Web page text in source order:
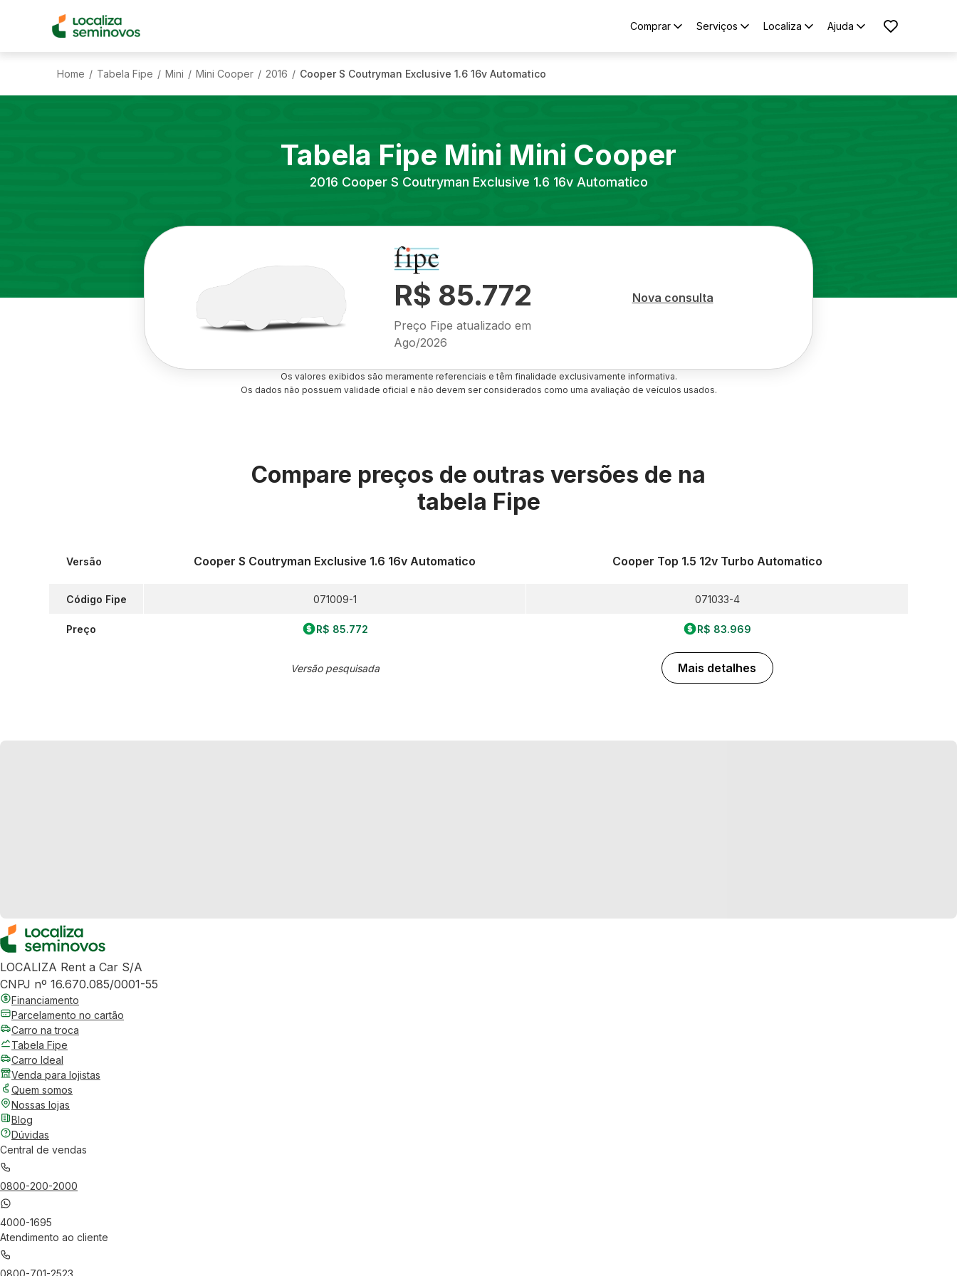
Comprar Serviços Localiza Ajuda
Home / Tabela Fipe / Mini / Mini Cooper / 2016 / Cooper S Coutryman Exclusive 1.6 16v Automatico
Tabela Fipe Mini Mini Cooper
2016 Cooper S Coutryman Exclusive 1.6 16v Automatico
R$ 85.772
Preço Fipe atualizado em
Ago/2026
Nova consulta
Os valores exibidos são meramente referenciais e têm finalidade exclusivamente informativa.
Os dados não possuem validade oficial e não devem ser considerados como uma avaliação de veículos usados.
Compare preços de outras versões de na
tabela Fipe
Versão
Código Fipe
Preço
Cooper S Coutryman Exclusive 1.6 16v Automatico
071009-1
R$ 85.772
Versão pesquisada
Cooper Top 1.5 12v Turbo Automatico
071033-4
R$ 83.969
Mais detalhes
LOCALIZA Rent a Car S/A
CNPJ nº 16.670.085/0001-55
Financiamento
Parcelamento no cartão
Carro na troca
Tabela Fipe
Carro Ideal
Venda para lojistas
Quem somos
Nossas lojas
Blog
Dúvidas
Central de vendas
0800-200-2000
4000-1695
Atendimento ao cliente
0800-701-2523